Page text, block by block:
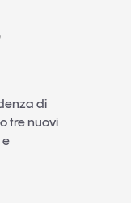
di
tre nuovi
e